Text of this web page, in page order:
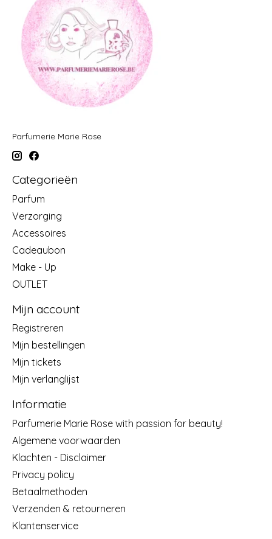
Parfumerie Marie Rose
Categorieën
Parfum
Verzorging
Accessoires
Cadeaubon
Make - Up
OUTLET
Mijn account
Registreren
Mijn bestellingen
Mijn tickets
Mijn verlanglijst
Informatie
Parfumerie Marie Rose with passion for beauty!
Algemene voorwaarden
Klachten - Disclaimer
Privacy policy
Betaalmethoden
Verzenden & retourneren
Klantenservice